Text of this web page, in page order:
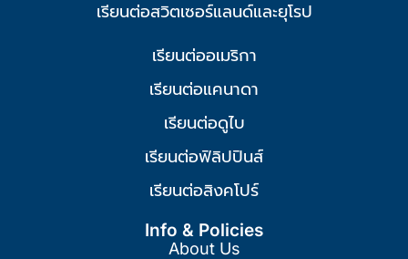
เรียนต่อสวิตเซอร์แลนด์และยุโรป
เรียนต่ออเมริกา
เรียนต่อแคนาดา
เรียนต่อดูไบ
เรียนต่อฟิลิปปินส์
เรียนต่อสิงคโปร์
Info & Policies
About Us